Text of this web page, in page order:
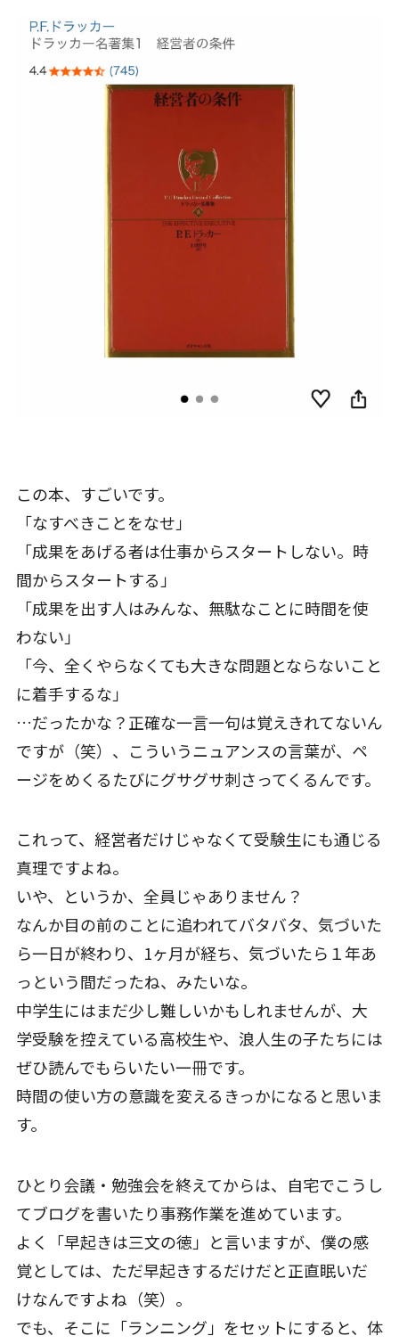
この本、すごいです。
「なすべきことをなせ」
「成果をあげる者は仕事からスタートしない。時
間からスタートする」
「成果を出す人はみんな、無駄なことに時間を使
わない」
「今、全くやらなくても大きな問題とならないこと
に着手するな」
…だったかな？正確な一言一句は覚えきれてないん
ですが（笑）、こういうニュアンスの言葉が、ペ
ージをめくるたびにグサグサ刺さってくるんです。
これって、経営者だけじゃなくて受験生にも通じる
真理ですよね。
いや、というか、全員じゃありません？
なんか目の前のことに追われてバタバタ、気づいた
ら一日が終わり、1ヶ月が経ち、気づいたら１年あ
っという間だったね、みたいな。
中学生にはまだ少し難しいかもしれませんが、大
学受験を控えている高校生や、浪人生の子たちには
ぜひ読んでもらいたい一冊です。
時間の使い方の意識を変えるきっかになると思いま
す。
ひとり会議・勉強会を終えてからは、自宅でこうし
てブログを書いたり事務作業を進めています。
よく「早起きは三文の徳」と言いますが、僕の感
覚としては、ただ早起きするだけだと正直眠いだ
けなんですよね（笑）。
でも、そこに「ランニング」をセットにすると、体